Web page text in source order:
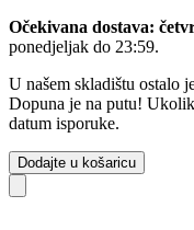
Očekivana dostava:
ponedjeljak do 23:59.
U našem skladištu ostalo
Dopuna je na putu!
datum isporuke.
Dodajte u košaricu